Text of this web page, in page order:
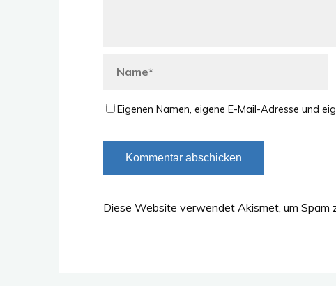
Eigenen Namen, eigene E-Mail-Adresse und
Diese Website verwendet Akismet, um Spam